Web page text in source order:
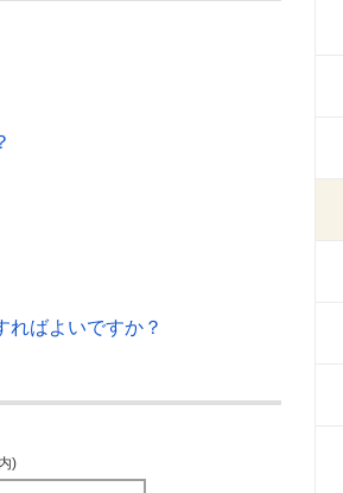
ればよいですか？
)